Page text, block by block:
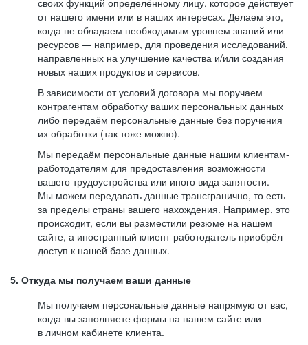
своих функций определённому лицу, которое действует
от нашего имени или в наших интересах. Делаем это,
когда не обладаем необходимым уровнем знаний или
ресурсов — например, для проведения исследований,
направленных на улучшение качества и/или создания
новых наших продуктов и сервисов.
В зависимости от условий договора мы поручаем
контрагентам обработку ваших персональных данных
либо передаём персональные данные без поручения
их обработки (так тоже можно).
Мы передаём персональные данные нашим клиентам-
работодателям для предоставления возможности
вашего трудоустройства или иного вида занятости.
Мы можем передавать данные трансгранично, то есть
за пределы страны вашего нахождения. Например, это
происходит, если вы разместили резюме на нашем
сайте, а иностранный клиент-работодатель приобрёл
доступ к нашей базе данных.
5. Откуда мы получаем ваши данные
Мы получаем персональные данные напрямую от вас,
когда вы заполняете формы на нашем сайте или
в личном кабинете клиента.